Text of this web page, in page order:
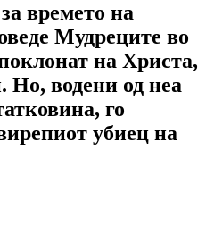
времето на
Мудреците во
на Христа,
Но, водени од неа
го
убиец на